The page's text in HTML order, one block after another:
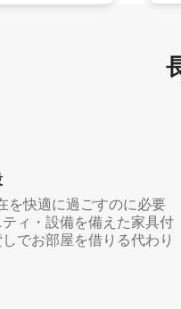
を快適に過ごすのに必要
ィ・設備を備えた家具付
でお部屋を借りる代わり